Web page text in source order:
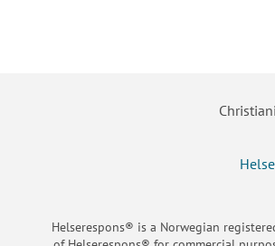
Helserespons® is a Norwegian